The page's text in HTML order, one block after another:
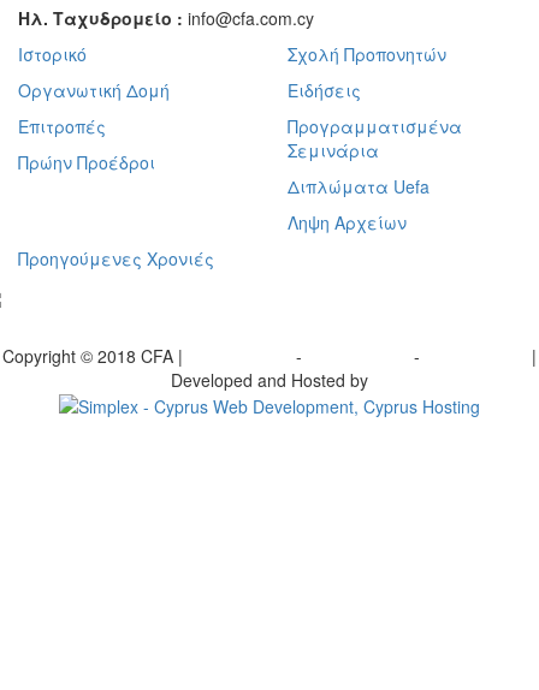
Ηλ. Ταχυδρομείο : info@cfa.com.cy
Ιστορικό
Οργανωτική Δομή
Επιτροπές
Πρώην Προέδροι
Σχολή Προπονητών
Ειδήσεις
Προγραμματισμένα
Σεμινάρια
Διπλώματα Uefa
Ληψη Αρχείων
Προηγούμενες Χρονιές
Copyright © 2018 CFA | - -
|
Developed and Hosted by